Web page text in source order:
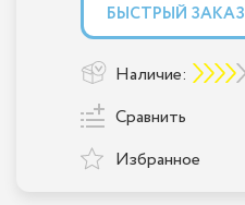
БЫСТРЫЙ ЗАКАЗ
Наличие:
Сравнить
Избранное